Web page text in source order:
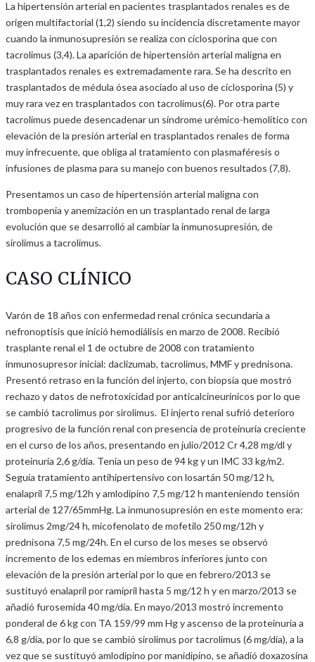
La hipertensión arterial en pacientes trasplantados renales es de
origen multifactorial (1,2) siendo su incidencia discretamente mayor
cuando la inmunosupresión se realiza con ciclosporina que con
tacrolimus (3,4). La aparición de hipertensión arterial maligna en
trasplantados renales es extremadamente rara. Se ha descrito en
trasplantados de médula ósea asociado al uso de ciclosporina (5) y
muy rara vez en trasplantados con tacrolimus(6). Por otra parte
tacrolimus puede desencadenar un síndrome urémico-hemolítico con
elevación de la presión arterial en trasplantados renales de forma
muy infrecuente, que obliga al tratamiento con plasmaféresis o
infusiones de plasma para su manejo con buenos resultados (7,8).
Presentamos un caso de hipertensión arterial maligna con
trombopenia y anemización en un trasplantado renal de larga
evolución que se desarrolló al cambiar la inmunosupresión, de
sirolimus a tacrolimus.
CASO CLÍNICO
Varón de 18 años con enfermedad renal crónica secundaria a
nefronoptisis que inició hemodiálisis en marzo de 2008. Recibió
trasplante renal el 1 de octubre de 2008 con tratamiento
inmunosupresor inicial: daclizumab, tacrolimus, MMF y prednisona.
Presentó retraso en la función del injerto, con biopsia que mostró
rechazo y datos de nefrotoxicidad por anticalcineurínicos por lo que
se cambió tacrolimus por sirolimus. El injerto renal sufrió deterioro
progresivo de la función renal con presencia de proteinuria creciente
en el curso de los años, presentando en julio/2012 Cr 4,28 mg/dl y
proteinuria 2,6 g/día. Tenía un peso de 94 kg y un IMC 33 kg/m2.
Seguía tratamiento antihipertensivo con losartán 50 mg/12 h,
enalapril 7,5 mg/12h y amlodipino 7,5 mg/12 h manteniendo tensión
arterial de 127/65mmHg. La inmunosupresión en este momento era:
sirolimus 2mg/24 h, micofenolato de mofetilo 250 mg/12h y
prednisona 7,5 mg/24h. En el curso de los meses se observó
incremento de los edemas en miembros inferiores junto con
elevación de la presión arterial por lo que en febrero/2013 se
sustituyó enalapril por ramipril hasta 5 mg/12 h y en marzo/2013 se
añadió furosemida 40 mg/día. En mayo/2013 mostró incremento
ponderal de 6 kg con TA 159/99 mm Hg y ascenso de la proteinuria a
6,8 g/día, por lo que se cambió sirolimus por tacrolimus (6 mg/día), a la
vez que se sustituyó amlodipino por manidipino, se añadió doxazosina